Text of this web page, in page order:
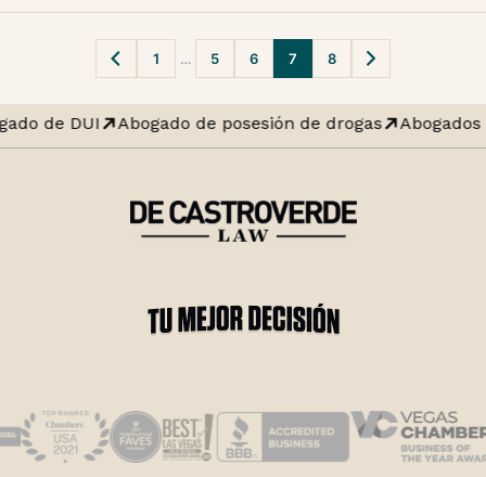
Navegación
de
publicaciones
1 … 5 6 7 8
de DUI Abogado de posesión de drogas